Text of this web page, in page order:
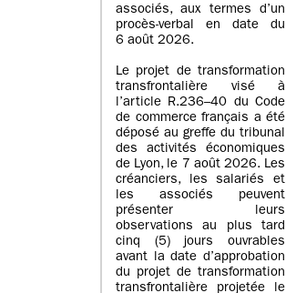
associés, aux termes d’un
procès-verbal en date du
6 août 2026.
Le projet de transformation
transfrontalière visé à
l’article R.236–40 du Code
de commerce français a été
déposé au greffe du tribunal
des activités économiques
de Lyon, le 7 août 2026. Les
créanciers, les salariés et
les associés peuvent
présenter leurs
observations au plus tard
cinq (5) jours ouvrables
avant la date d’approbation
du projet de transformation
transfrontalière projetée le